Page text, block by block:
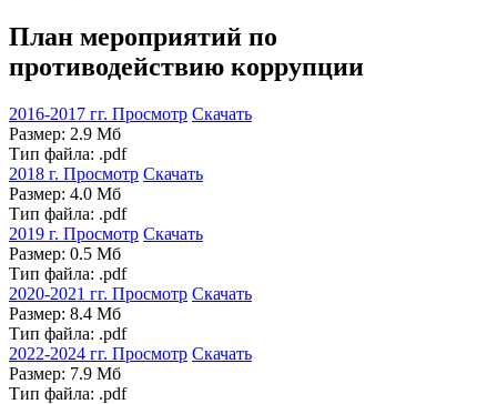
План мероприятий по
противодействию коррупции
2016-2017 гг. Просмотр Скачать
Размер: 2.9 Мб
Тип файла: .pdf
2018 г. Просмотр Скачать
Размер: 4.0 Мб
Тип файла: .pdf
2019 г. Просмотр Скачать
Размер: 0.5 Мб
Тип файла: .pdf
2020-2021 гг. Просмотр Скачать
Размер: 8.4 Мб
Тип файла: .pdf
2022-2024 гг. Просмотр Скачать
Размер: 7.9 Мб
Тип файла: .pdf